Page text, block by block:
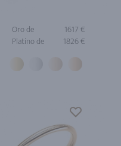
Oro de
1617 €
Platino de
1826 €